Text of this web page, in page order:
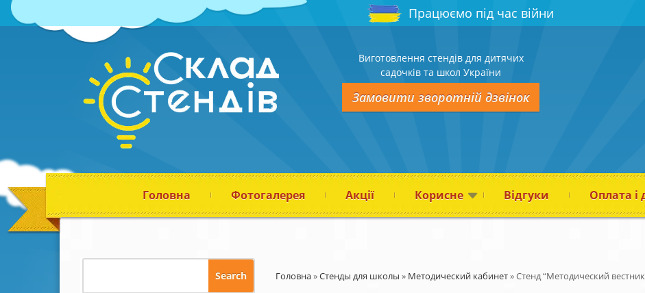
Працюємо під час війни
Виготовлення стендів для дитячих
садочків та школ України
Замовити зворотній дзвінок
Головна Фотогалерея Акції Корисне Відгуки Оплата і
Головна»Стенды для школы » Методический кабинет»Стенд “Методический